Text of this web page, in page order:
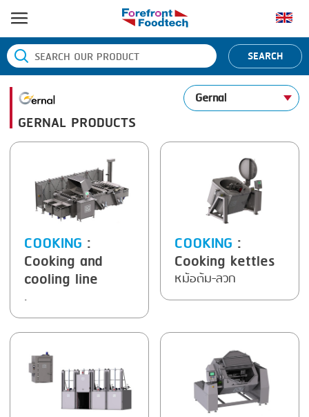
หน้าแรก
ประเภทสินค้า
BANDING
BLANCHING
CENTRIFUGING
CLIPPING
COOKING
DICING
FRYING
GRILLING
HEAT SEALING
ยี่ห้อสินค้า
BANDALL
CLIPTECHNIK
DORIT
EMERSON
FIREX
GERNAL
G.MONDINI
KRONEN
ข่าว
SEARCH
GERNAL PRODUCTS
Gernal
COOKING :
Cooking and
cooling line
.
COOKING :
Cooking kettles
หม้อต้ม-ลวก